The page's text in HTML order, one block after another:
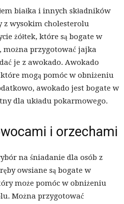
białka i innych składników
z wysokim cholesterolu
żółtek, które są bogate w
można przygotować jajka
je z awokado. Awokado
mogą pomóc w obniżeniu
awokado jest bogate w
dla układu pokarmowego.
i orzechami
na śniadanie dla osób z
owsiane są bogate w
może pomóc w obniżeniu
Można przygotować